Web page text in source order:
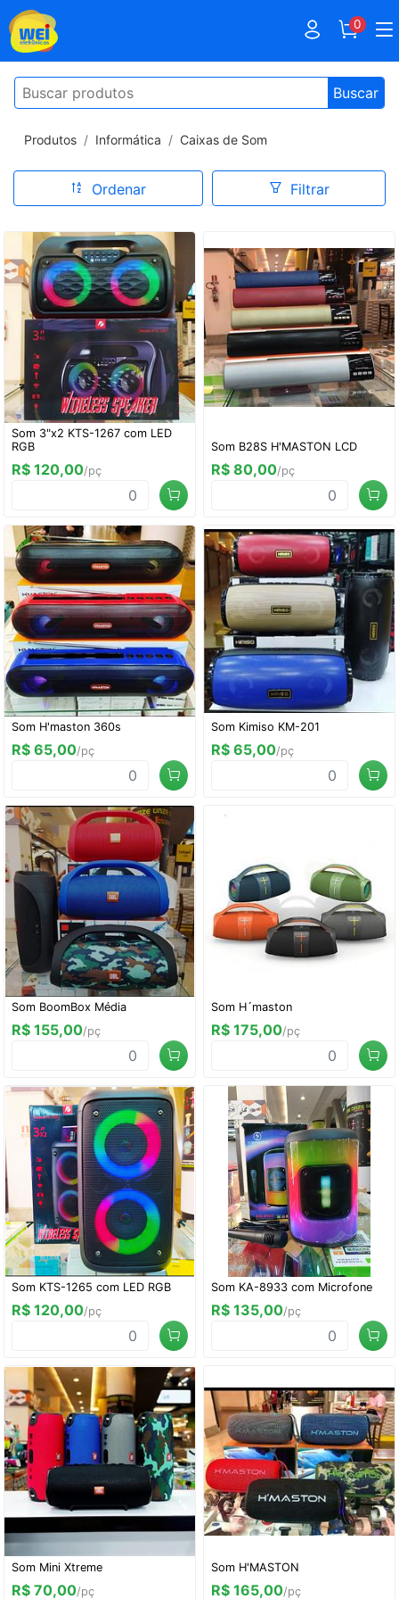
0
Buscar
Produtos Informática Caixas de Som
Ordenar Filtrar
Som 3"x2 KTS-1267 com LED
RGB
R$ 120,00/pç
Som B28S H'MASTON LCD
R$ 80,00/pç
Som H'maston 360s
R$ 65,00/pç
Som Kimiso KM-201
R$ 65,00/pç
Som BoomBox Média
R$ 155,00/pç
Som H´maston
R$ 175,00/pç
Som KTS-1265 com LED RGB
R$ 120,00/pç
Som KA-8933 com Microfone
R$ 135,00/pç
Som Mini Xtreme
R$ 70,00/pç
Som H'MASTON
R$ 165,00/pç